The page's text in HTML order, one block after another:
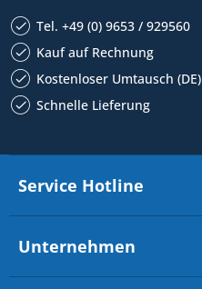
Tel. +49 (0) 9653 / 929560
Kauf auf Rechnung
Kostenloser Umtausch (DE)
Schnelle Lieferung
Service Hotline
Unternehmen